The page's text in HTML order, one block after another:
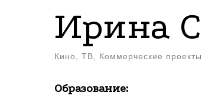
Ирина
Кино, ТВ, Коммерческие
Образование: